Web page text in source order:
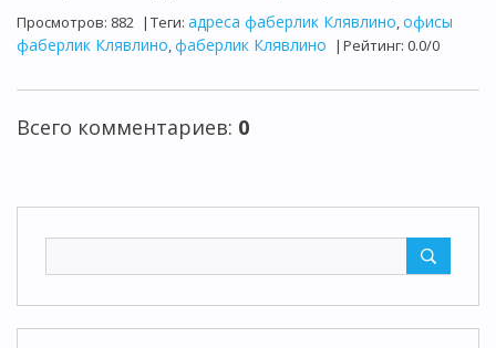
Просмотров: 882 | Теги: адреса фаберлик Клявлино,офисы
фаберлик Клявлино,фаберлик Клявлино | Рейтинг: 0.0/0
Всего комментариев: 0